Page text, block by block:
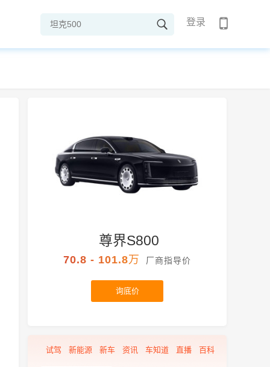
登录
尊界S800
70.8 - 101.8万 厂商指导价
询底价
试驾 新能源 新车 资讯 车知道 直播 百科